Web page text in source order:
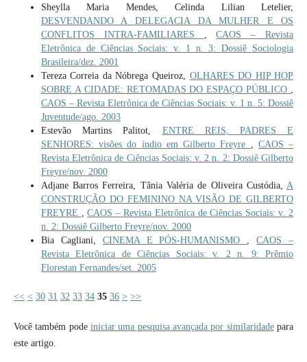
Sheylla Maria Mendes, Celinda Lilian Letelier,
DESVENDANDO A DELEGACIA DA MULHER E OS
CONFLITOS INTRA-FAMILIARES
,CAOS – Revista
Eletrônica de Ciências Sociais: v. 1 n. 3: Dossiê Sociologia
Brasileira/dez. 2001
Tereza Correia da Nóbrega Queiroz, OLHARES DO HIP HOP
SOBRE A CIDADE: RETOMADAS DO ESPAÇO PÚBLICO
CAOS – Revista Eletrônica de Ciências Sociais: v. 1 n. 5: Dossiê
Juventude/ago. 2003
Estevão Martins Palitot, ENTRE REIS, PADRES E
SENHORES: visões do índio em Gilberto Freyre
CAOS –
Revista Eletrônica de Ciências Sociais: v. 2 n. 2: Dossiê Gilberto
Freyre/nov. 2000
Adjane Barros Ferreira, Tânia Valéria de Oliveira Custódia, A
CONSTRUÇÃO DO FEMININO NA VISÃO DE GILBERTO
FREYRE
,CAOS – Revista Eletrônica de Ciências Sociais: v. 2
n. 2: Dossiê Gilberto Freyre/nov. 2000
Bia Cagliani, CINEMA E PÓS-HUMANISMO ,CAOS –
Revista Eletrônica de Ciências Sociais: v. 2 n. 9: Prêmio
Florestan Fernandes/set. 2005
<< < 30 31 32 33 34 35 36 > >>
Você também pode iniciar uma pesquisa avançada por similaridadepara
este artigo.